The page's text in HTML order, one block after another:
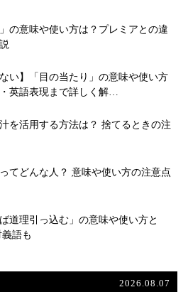
」の意味や使い方は？プレミアとの違
ない】「目の当たり」の意味や使い方
英語表現まで詳しく解…
を活用する方法は？ 捨てるときの注
ってどんな人？ 意味や使い方の注意点
道理引っ込む」の意味や使い方と
語も
2026.08.07